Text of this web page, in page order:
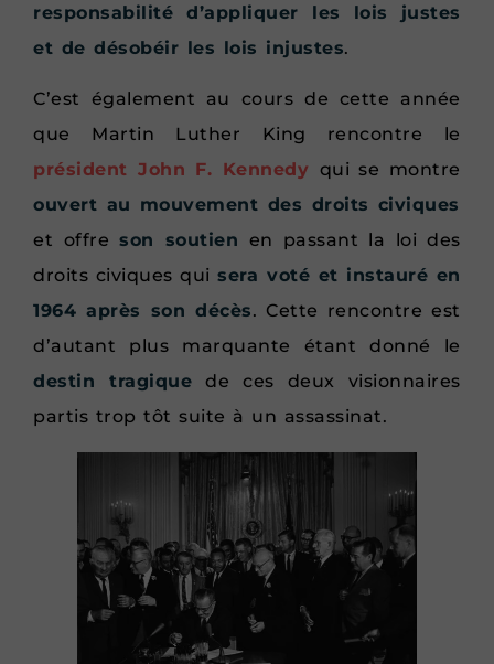
responsabilité d’appliquer les lois justes
et de désobéir les lois injustes.
C’est également au cours de cette année
que Martin Luther King rencontre le
président John F. Kennedy qui se montre
ouvert au mouvement des droits civiques
et offreson soutien en passant la loi des
droits civiques quisera voté et instauré en
1964 après son décès. Cette rencontre est
d’autant plus marquante étant donné le
destin tragique de ces deux visionnaires
partis trop tôt suite à un assassinat.